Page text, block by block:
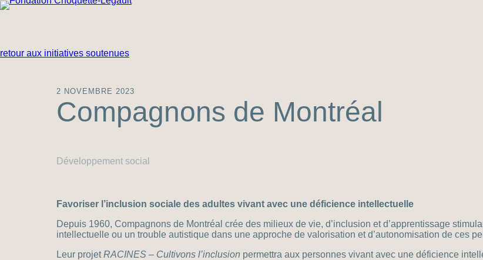
retour aux initiatives soutenues
2 NOVEMBRE 2023
Compagnons de Montréal
Développement social
Favoriser l’inclusion sociale des adultes vivant avec une déficience intellectuelle
Depuis 1960, Compagnons de Montréal crée des milieux de vie, d’inclusion et d’apprentissage
intellectuelle ou un trouble autistique dans une approche de valorisation et d’autonomisation de ces
Leur projetRACINES – Cultivons l’inclusion permettra aux personnes vivant avec une déficience